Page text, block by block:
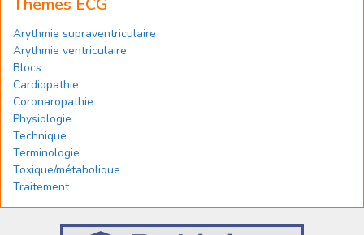
Arythmie supraventriculaire
Arythmie ventriculaire
Blocs
Cardiopathie
Coronaropathie
Physiologie
Technique
Terminologie
Toxique/métabolique
Traitement